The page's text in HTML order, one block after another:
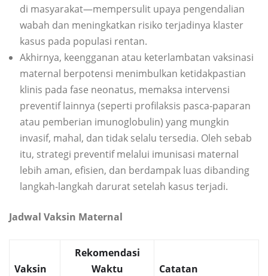
di masyarakat—mempersulit upaya pengendalian
wabah dan meningkatkan risiko terjadinya klaster
kasus pada populasi rentan.
Akhirnya, keengganan atau keterlambatan vaksinasi
maternal berpotensi menimbulkan ketidakpastian
klinis pada fase neonatus, memaksa intervensi
preventif lainnya (seperti profilaksis pasca-paparan
atau pemberian imunoglobulin) yang mungkin
invasif, mahal, dan tidak selalu tersedia. Oleh sebab
itu, strategi preventif melalui imunisasi maternal
lebih aman, efisien, dan berdampak luas dibanding
langkah-langkah darurat setelah kasus terjadi.
Jadwal Vaksin Maternal
Vaksin
Rekomendasi
Waktu
Catatan